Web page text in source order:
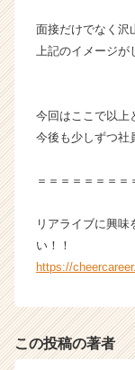
面接だけでなく沢
上記のイメージが
今回はここで以上
今後も少しずつ社
＝＝＝＝＝＝＝＝
リアライブに興味
い！！
https://
この投稿の著者